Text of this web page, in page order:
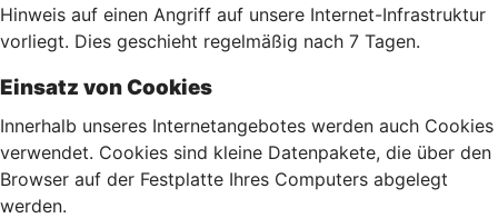
Hinweis auf einen Angriff auf unsere Internet-Infrastruktur
vorliegt. Dies geschieht regelmäßig nach 7 Tagen.
Einsatz von Cookies
Innerhalb unseres Internetangebotes werden auch Cookies
verwendet. Cookies sind kleine Datenpakete, die über den
Browser auf der Festplatte Ihres Computers abgelegt
werden.